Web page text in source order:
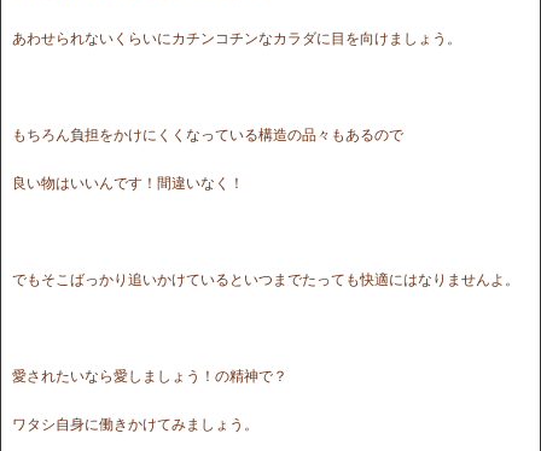
あわせられないくらいにカチンコチンなカラダに目を向けましょう。
もちろん負担をかけにくくなっている構造の品々もあるので
良い物はいいんです！間違いなく！
でもそこばっかり追いかけているといつまでたっても快適にはなりませんよ。
愛されたいなら愛しましょう！の精神で？
ワタシ自身に働きかけてみましょう。